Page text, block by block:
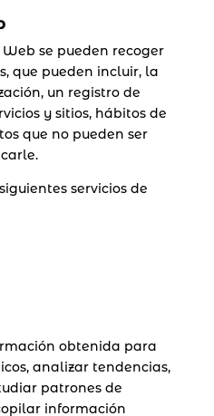
se pueden recoger
que pueden incluir, la
un registro de
y sitios, hábitos de
que no pueden ser
servicios de
obtenida para
analizar tendencias,
patrones de
información